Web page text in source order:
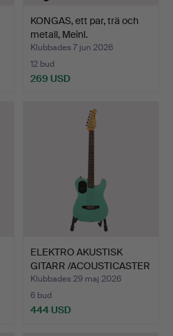
KONGAS, ett par, trä och
metall, Meinl.
Klubbades 7 jun 2026
12 bud
269 USD
ELEKTRO AKUSTISK
GITARR /ACOUSTICASTER
GOD…
Klubbades 29 maj 2026
6 bud
444 USD